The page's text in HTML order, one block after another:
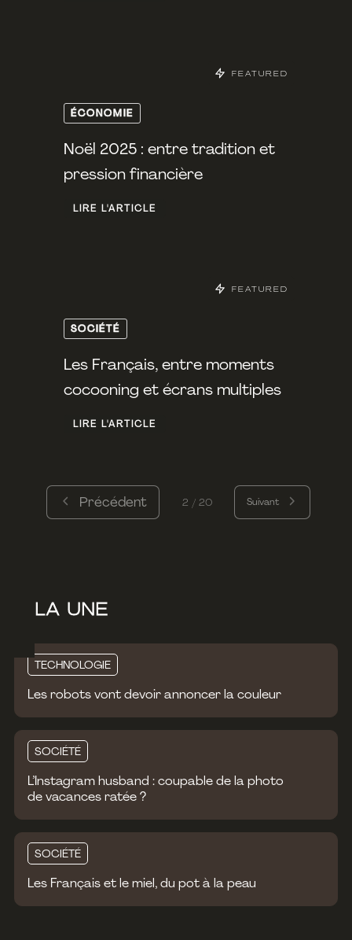
ÉCONOMIE
Noël 2025 : entre tradition et
pression financière
LIRE L'ARTICLE
FEATURED
SOCIÉTÉ
Les Français, entre moments
cocooning et écrans multiples
LIRE L'ARTICLE
FEATURED
Précédent 2 / 20 Suivant
À LA UNE
TECHNOLOGIE
Les robots vont devoir annoncer la couleur
SOCIÉTÉ
L’Instagram husband : coupable de la photo
de vacances ratée ?
SOCIÉTÉ
Les Français et le miel, du pot à la peau